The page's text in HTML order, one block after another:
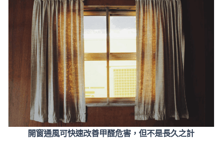
開窗通風可快速改善甲醛危害，但不是長久之計